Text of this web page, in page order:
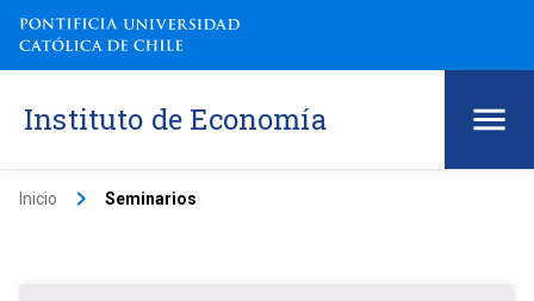
Instituto de Economía
Inicio keyboard_arrow_right Seminarios